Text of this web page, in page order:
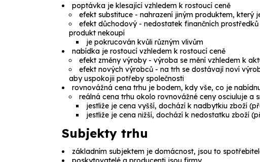
poptávka je klesající vzhledem k rostoucí ceně
efekt substituce - nahrazení jiným produktem, který
efekt důchodový- nedostatek finančních
produkt nekoupí
je pokrucován kvůli různým vlivům
nabídka je rostoucí vzhledem k rostoucí ceně
efekt změny výroby- výroba se mění vzhledem k
efekt nových výrobců - na trh se dostávají noví
aby uspokojii potřeby společnosti
rovnovážná cena trhu je bodem, kdy vše, co je
reálná cena trhu okolo rovnovážné ceny osciuluje a
jestliže je cena vyšší, dochází k nadbytkiu zboží
jestliže je cena nižší, dochází k nedostatku zboží
Subjekty trhu
základním subjektem je domácnost, jsou to